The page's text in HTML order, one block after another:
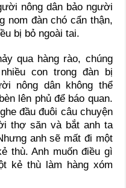
nông dân bảo người
nom đàn chó cẩn thận,
bị bỏ ngoài tai.
qua hàng rào, chúng
con trong đàn bị
nông dân không thể
lên phủ để báo quan.
đầu đuôi câu chuyện
thợ săn và bắt anh ta
anh sẽ mất đi một
thù. Anh muốn điều gì
kẻ thù làm hàng xóm